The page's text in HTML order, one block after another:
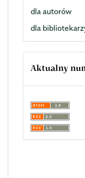
dla autorów
dla
Aktualny